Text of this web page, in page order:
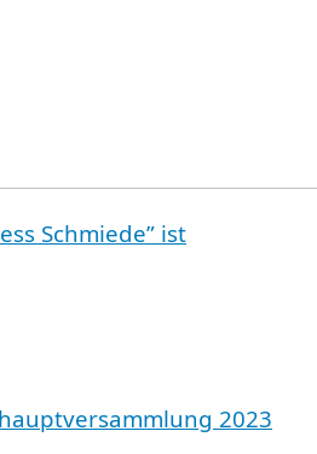
Schmiede” ist
2023